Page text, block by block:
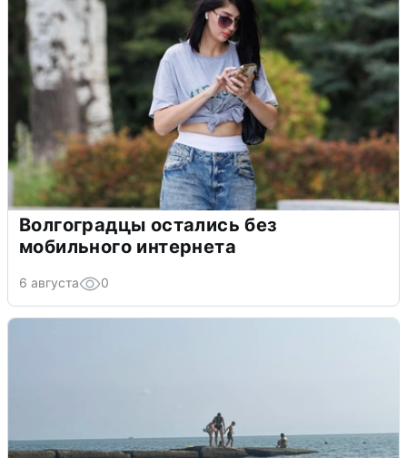
Волгоградцы остались без
мобильного интернета
6 августа 0